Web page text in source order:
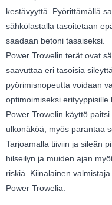
kestävyyttä. Pyörittämällä
sähkölastalla tasoitetaan
saadaan betoni tasaiseksi.
Power Trowelin terät ovat
saavuttaa eri tasoisia
pyörimisnopeutta voidaan
optimoimiseksi erityyppisille
Power Trowelin käyttö
ulkonäköä, myös parantaa
Tarjoamalla tiiviin ja sileän
hilseilyn ja muiden ajan
riskiä. Kiinalainen
Power Trowelia.